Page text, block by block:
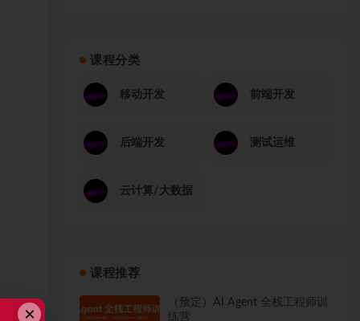
课程分类
移动开发 前端开发
后端开发 测试运维
云计算/大数据
课程推荐
（预定）AI Agent 全栈工程师训
练营
×